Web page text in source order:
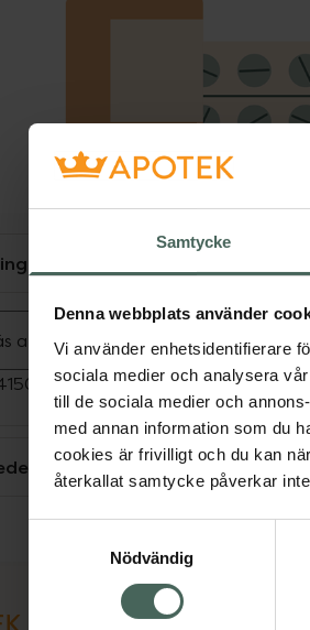
Samtycke
Denna webbplats använder
Vi använder enhetsidentifierare
sociala medier och analysera
till de sociala medier och
med annan information som du
cookies är frivilligt och du kan
återkallat samtycke påverkar
Nödvändig
alltid bipacksedeln innan
från FASS